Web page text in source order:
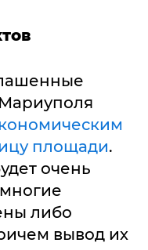
площади.
очень
либо
вывод их